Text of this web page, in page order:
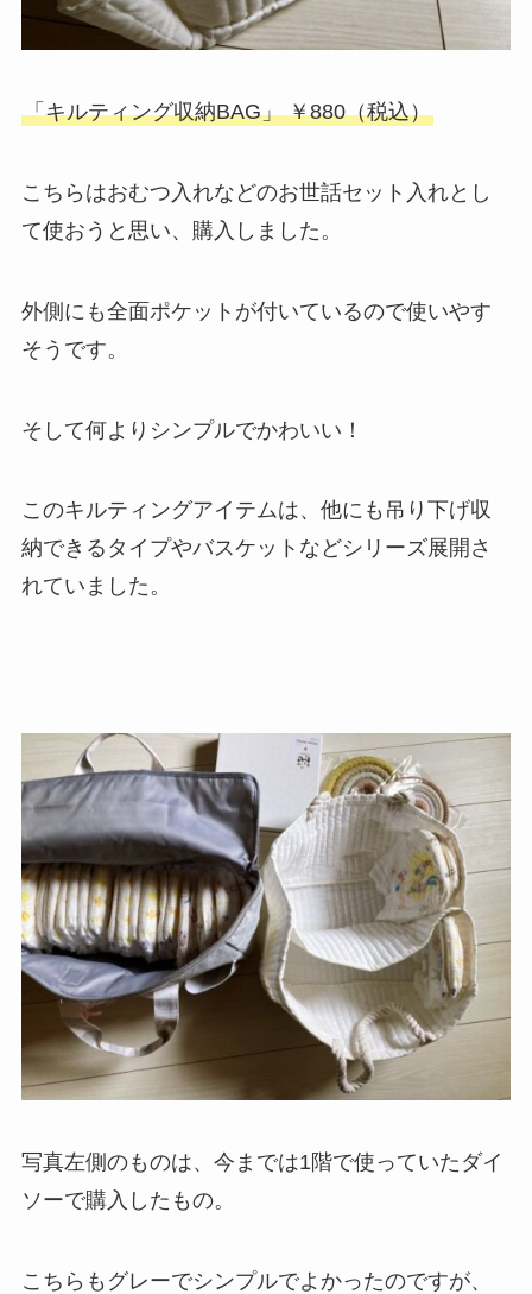
「キルティング収納BAG」 ￥880（税込）
こちらはおむつ入れなどのお世話セット入れとし
て使おうと思い、購入しました。
外側にも全面ポケットが付いているので使いやす
そうです。
そして何よりシンプルでかわいい！
このキルティングアイテムは、他にも吊り下げ収
納できるタイプやバスケットなどシリーズ展開さ
れていました。
写真左側のものは、今までは1階で使っていたダイ
ソーで購入したもの。
こちらもグレーでシンプルでよかったのですが、